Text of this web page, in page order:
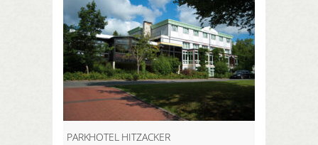
PARKHOTEL HITZACKER